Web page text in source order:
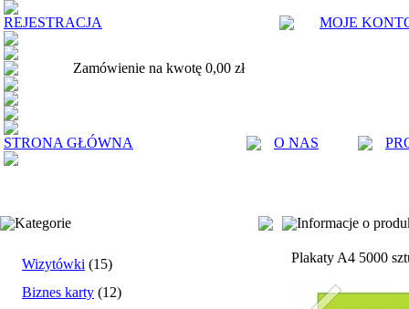
REJESTRACJA MOJE
Zamówienie na kwotę 0,00 zł
STRONA GŁÓWNA O NAS
Kategorie
Wizytówki (15)
Biznes karty (12)
Informacje o
Plakaty A4 5000